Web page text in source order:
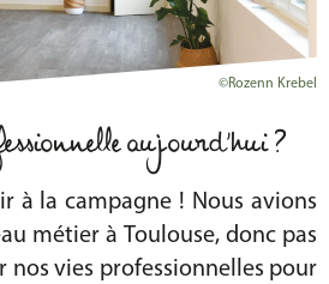
©Rozenn Krebel
aujourd’hui ?
à la campagne ! Nous avions
métier à Toulouse, donc pas
nos vies professionnelles pour